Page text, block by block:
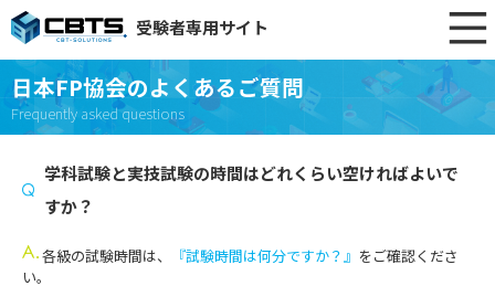
受験者専用サイト
日本FP協会のよくあるご質問
Frequently asked questions
学科試験と実技試験の時間はどれくらい空ければよいで
すか？
各級の試験時間は、 『試験時間は何分ですか？』 をご確認くださ
い。